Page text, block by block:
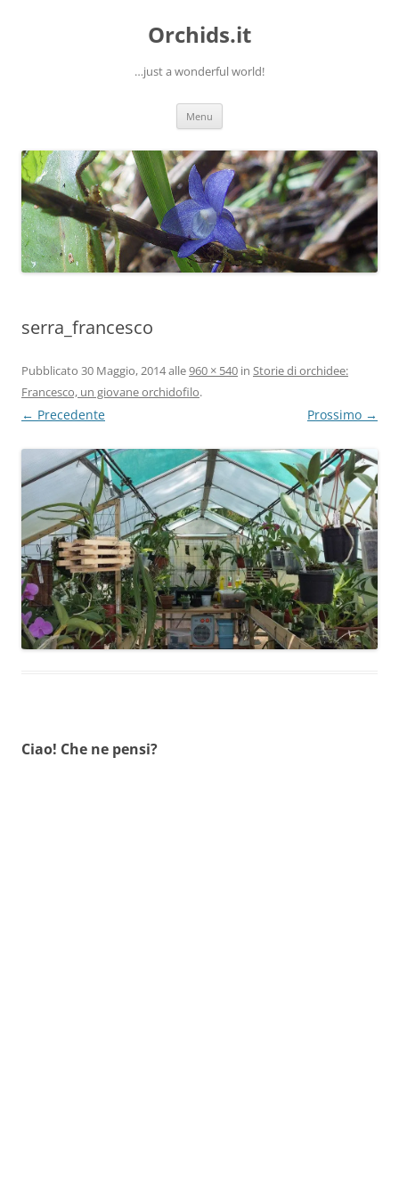
Orchids.it
…just a wonderful world!
Menu
serra_francesco
Pubblicato 30 Maggio, 2014alle960 × 540 in Storie di orchidee:
Francesco, un giovane orchidofilo.
← Precedente Prossimo →
Ciao! Che ne pensi?